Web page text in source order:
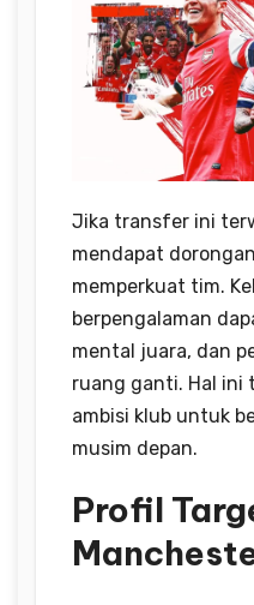
Jika transfer ini
mendapat
memperkuat tim.
berpengalaman
mental juara, dan
ruang ganti. Hal ini
ambisi klub untuk
musim depan.
Profil